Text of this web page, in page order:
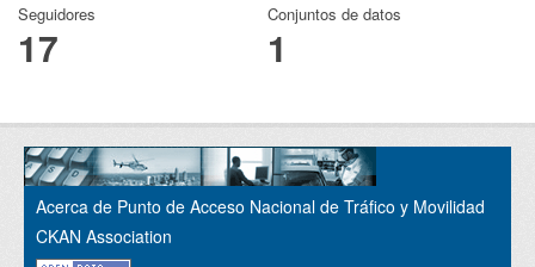
Seguidores
17
Conjuntos de datos
1
Acerca de Punto de Acceso Nacional de Tráfico y Movilidad
CKAN Association